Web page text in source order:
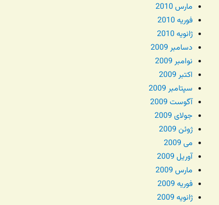
مارس 2010
فوریه 2010
ژانویه 2010
دسامبر 2009
نوامبر 2009
اکتبر 2009
سپتامبر 2009
آگوست 2009
جولای 2009
ژوئن 2009
می 2009
آوریل 2009
مارس 2009
فوریه 2009
ژانویه 2009